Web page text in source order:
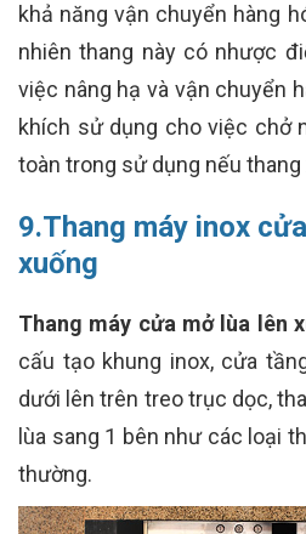
khả năng vận chuyển hàng
nhiên thang này có nhược
việc nâng hạ và vận chuyển
khích sử dụng cho việc chở
toàn trong sử dụng nếu thang
9.Thang máy inox
xuống
Thang máy cửa mở lùa lên
cấu tạo khung inox, cửa
dưới lên trên treo trục dọc,
lùa sang 1 bên như các loại
thường.